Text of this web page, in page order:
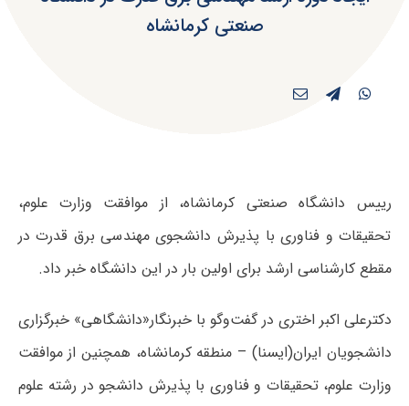
صنعتی کرمانشاه
رییس دانشگاه صنعتی کرمانشاه، از موافقت وزارت علوم،
تحقیقات و فناوری با پذیرش دانشجوی مهندسی برق قدرت در
مقطع کارشناسی ارشد برای اولین بار در این دانشگاه خبر داد.
دکترعلی اکبر اختری در گفت‌وگو با خبرنگار«دانشگاهی» خبرگزاری
دانشجویان ایران(ایسنا) – منطقه کرمانشاه، همچنین از موافقت
وزارت علوم، تحقیقات و فناوری با پذیرش دانشجو در رشته علوم